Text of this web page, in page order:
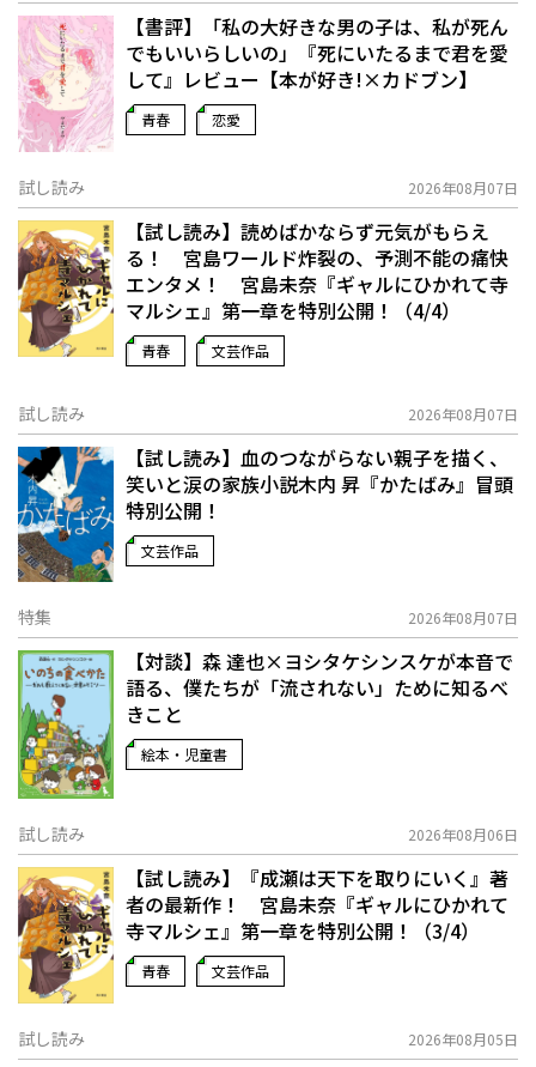
【書評】「私の大好きな男の子は、私が死ん
でもいいらしいの」――『死にいたるまで君を愛
して』レビュー【本が好き!×カドブン】
青春 恋愛
試し読み 2026年08月07日
【試し読み】読めばかならず元気がもらえ
る！ 宮島ワールド炸裂の、予測不能の痛快
エンタメ！ 宮島未奈『ギャルにひかれて寺
マルシェ』第一章を特別公開！（4/4）
青春 文芸作品
試し読み 2026年08月07日
【試し読み】血のつながらない親子を描く、
笑いと涙の家族小説――木内 昇『かたばみ』冒頭
特別公開！
文芸作品
特集 2026年08月07日
【対談】森 達也×ヨシタケシンスケが本音で
語る、僕たちが「流されない」ために知るべ
きこと
絵本・児童書
試し読み 2026年08月06日
【試し読み】『成瀬は天下を取りにいく』著
者の最新作！ 宮島未奈『ギャルにひかれて
寺マルシェ』第一章を特別公開！（3/4）
青春 文芸作品
試し読み 2026年08月05日